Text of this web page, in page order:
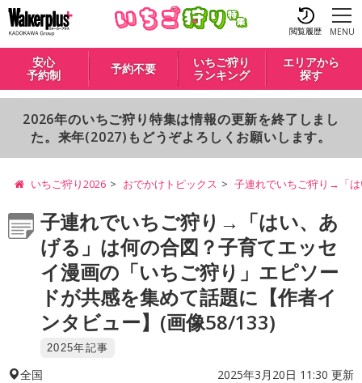
閲覧履歴 MENU
安心
予約制
予約不要
いちご狩り
ランキング
エリアから
探す
2026年のいちご狩り特集は情報の更新を終了しまし
た。来年(2027)もどうぞよろしくお願いします。
いちご狩り2026 おでかけトピックス 子連れでいちご狩り→「は
子連れでいちご狩り→「はい、あ
げる」は何の合図？子育てエッセ
イ漫画の「いちご狩り」エピソー
ドが共感を集めて話題に【作者イ
ンタビュー】(画像58/133)
2025年記事
全国 2025年3月20日 11:30 更新